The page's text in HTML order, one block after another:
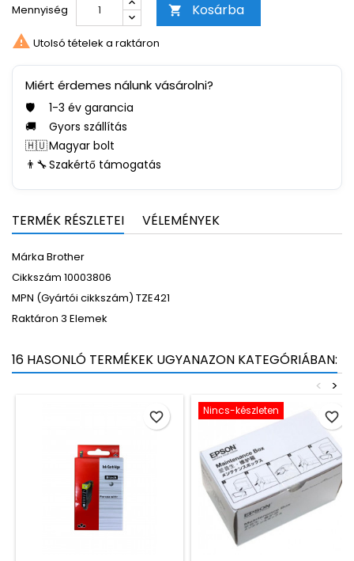
Mennyiség
 Kosárba
 Utolsó tételek a raktáron
Miért érdemes nálunk vásárolni?
🛡️
1-3 év garancia
🚚
Gyors szállítás
🇭🇺Magyar bolt
👨‍🔧Szakértő támogatás
TERMÉK RÉSZLETEI VÉLEMÉNYEK
Márka Brother
Cikkszám 10003806
MPN (Gyártói cikkszám) TZE421
Raktáron 3 Elemek
16 HASONLÓ TERMÉKEK UGYANAZON KATEGÓRIÁBAN:
>
<
favorite_border Nincs-készleten favorite_border